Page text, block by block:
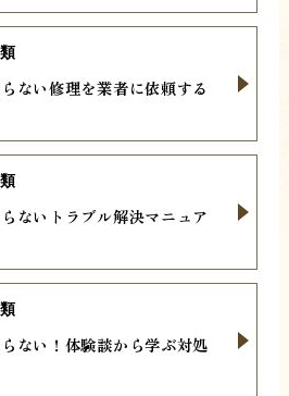
ない修理を業者に依頼する
ないトラブル解決マニュア
ない！体験談から学ぶ対処